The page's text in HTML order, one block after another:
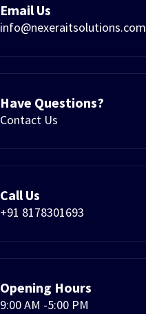
Email Us
info@nexeraitsolutions.com
Have Questions?
Contact Us
Call Us
+91 8178301693
Opening Hours
9:00 AM -5:00 PM